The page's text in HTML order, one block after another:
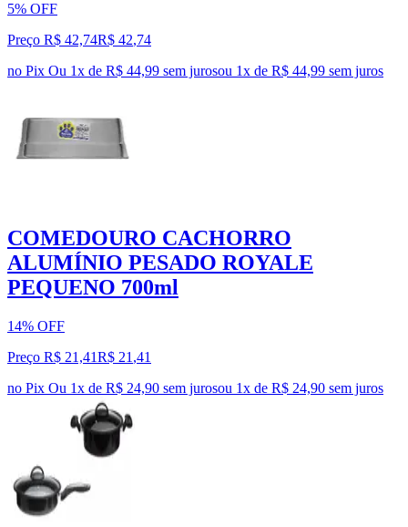
5% OFF
Preço R$ 42,74R$ 42,74
no Pix Ou 1x de R$ 44,99 sem jurosou 1x de R$ 44,99 sem juros
COMEDOURO CACHORRO
ALUMÍNIO PESADO ROYALE
PEQUENO 700ml
14% OFF
Preço R$ 21,41R$ 21 ,41
no Pix Ou 1x de R$ 24,90 sem jurosou 1x de R$ 24,90 sem juros